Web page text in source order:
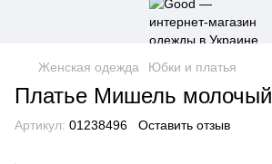
Женская одежда Юбки и платья
Платье Мишель молочый
Артикул: 01238496 Оставить отзыв